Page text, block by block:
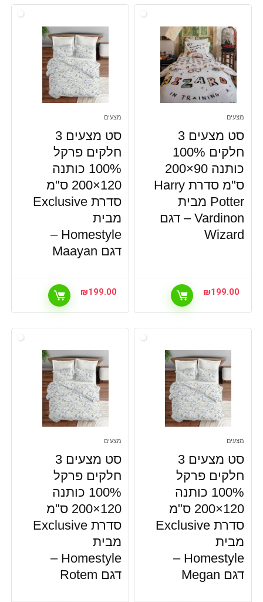
מצעים
סט מצעים 3
חלקים 100%
כותנה 90×200
ס"מ סדרת Harry
Potter מבית
Vardinon – דגם
Wizard
₪199.00
מצעים
סט מצעים 3
חלקים פרקל
100% כותנה
120×200 ס"מ
סדרת Exclusive
מבית
Homestyle –
דגם Maayan
₪199.00
מצעים
סט מצעים 3
חלקים פרקל
100% כותנה
120×200 ס"מ
סדרת Exclusive
מבית
Homestyle –
דגם Megan
מצעים
סט מצעים 3
חלקים פרקל
100% כותנה
120×200 ס"מ
סדרת Exclusive
מבית
Homestyle –
דגם Rotem